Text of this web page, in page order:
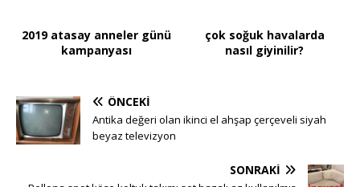
2019 atasay anneler günü
kampanyası
çok soğuk havalarda
nasıl giyinilir?
ÖNCEKI
Antika değeri olan ikinci el ahşap çerçeveli siyah
beyaz televizyon
SONRAKI